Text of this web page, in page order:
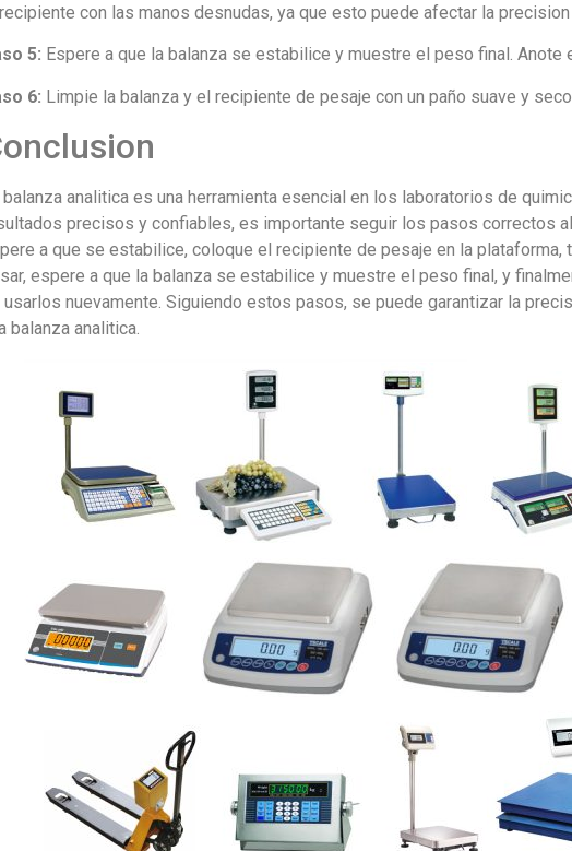
con las manos desnudas, ya que esto puede afectar la
5: Espere a que la balanza se estabilice y muestre el peso final. Anote
6: Limpie la balanza y el recipiente de pesaje con un paño suave y
balanza analitica es una herramienta esencial en los laboratorios de
precisos y confiables, es importante seguir los pasos correctos
a que se estabilice, coloque el recipiente de pesaje en la plataforma,
espere a que la balanza se estabilice y muestre el peso final, y
usarlos nuevamente. Siguiendo estos pasos, se puede garantizar la
balanza analitica.